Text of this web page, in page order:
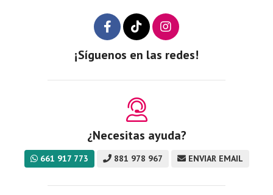
¡Síguenos en las redes!
¿Necesitas ayuda?
661 917 773 881 978 967 ENVIAR EMAIL